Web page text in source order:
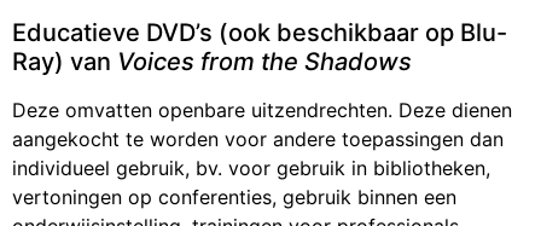
Educatieve DVD’s (ook beschikbaar op Blu-
Ray) van Voices from the Shadows
Deze omvatten openbare uitzendrechten. Deze dienen
aangekocht te worden voor andere toepassingen dan
individueel gebruik, bv. voor gebruik in bibliotheken,
vertoningen op conferenties, gebruik binnen een